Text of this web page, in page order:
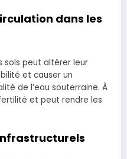
dans les
sols peut altérer leur
et causer un
de l’eau souterraine. À
et peut rendre les